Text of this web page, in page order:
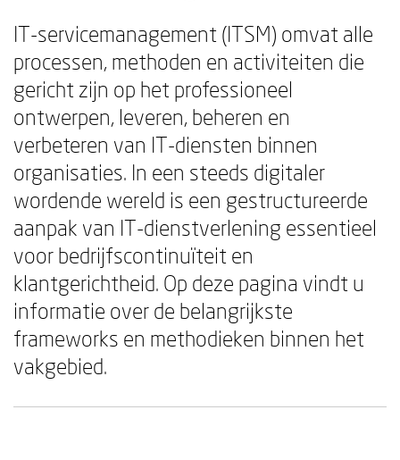
IT-servicemanagement (ITSM) omvat alle
processen, methoden en activiteiten die
gericht zijn op het professioneel
ontwerpen, leveren, beheren en
verbeteren van IT-diensten binnen
organisaties. In een steeds digitaler
wordende wereld is een gestructureerde
aanpak van IT-dienstverlening essentieel
voor bedrijfscontinuïteit en
klantgerichtheid. Op deze pagina vindt u
informatie over de belangrijkste
frameworks en methodieken binnen het
vakgebied.